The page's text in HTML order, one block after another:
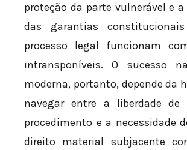
proteção da parte vulnerável e a
das garantias
processo legal funcionam
intransponíveis. O sucesso
moderna, portanto, depende da
navegar entre a liberdade de
procedimento e a necessidade
direito material subjacente